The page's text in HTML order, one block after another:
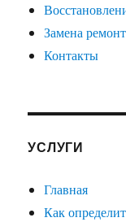
Замена
Контакты
УСЛУГИ
Главная
Как